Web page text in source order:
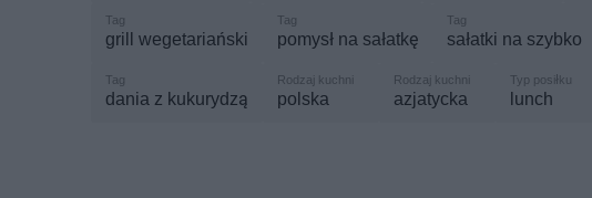
grill wegetariański pomysł na sałatkę sałatki na szybko
dania z kukurydzą polska azjatycka lunch